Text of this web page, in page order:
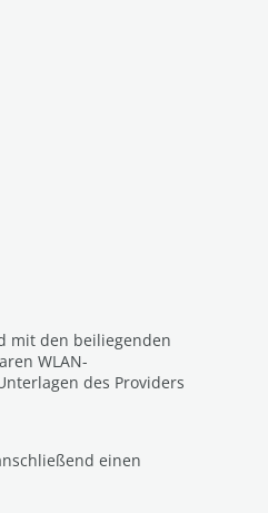
mit den beiliegenden
WLAN-
des Providers
einen